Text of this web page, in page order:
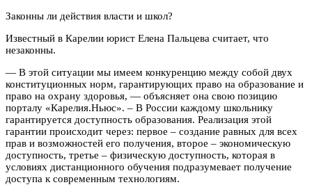
Законны ли действия власти и школ?
Известный в Карелии юрист Елена Пальцева считает, что
незаконны.
— В этой ситуации мы имеем конкуренцию между собой двух
конституционных норм, гарантирующих право на образование и
право на охрану здоровья, — объясняет она свою позицию
порталу «Карелия.Ньюс». – В России каждому школьнику
гарантируется доступность образования. Реализация этой
гарантии происходит через: первое – создание равных для всех
прав и возможностей его получения, второе – экономическую
доступность, третье – физическую доступность, которая в
условиях дистанционного обучения подразумевает получение
доступа к современным технологиям.